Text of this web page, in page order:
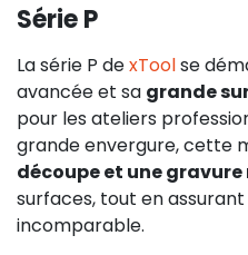
Série P
La série P dexToolse
avancée et sa grande
pour les ateliers
grande envergure, cette
découpe et une
surfaces, tout en
incomparable.